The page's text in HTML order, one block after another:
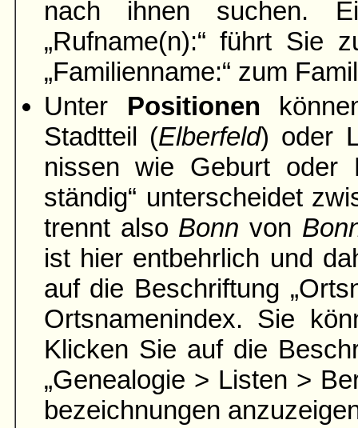
nach ihnen suchen.
„Rufname(n):“ führt Sie
„Familien­name:“ zum
Unter Positionen
Stadtteil (Elber­feld) oder
nissen wie Geburt oder
ständig“ unter­scheidet
trennt also Bonn von
ist hier entbehrlich und
auf die Be­schriftung
Orts­namen­index. Sie
Klicken Sie auf die
„Genea­logie > Listen >
bezeich­nungen